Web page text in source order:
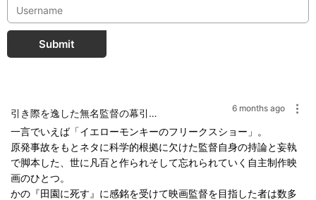
Submit
6 months ago
引き際を逸した無名監督の幕引きにしては頑張っている
一言でいえば「イエローモンキーのフリークスショー」。
原発事故をもとネタに科学的根拠に欠けた監督自身の持論と妄執
で脚本した、世に凡百と作られそして忘れられていく自主制作映
画のひとつ。
かの『田園に死す』に感銘を受けて映画監督を目指した者は数多